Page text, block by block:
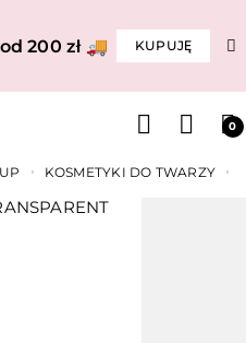
200 zł 🚚 KUPUJĘ
0
KOSMETYKI DO TWARZY